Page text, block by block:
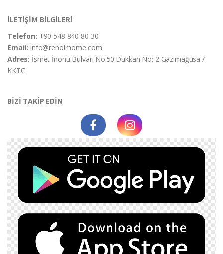
İLETİŞİM BİLGİLERİ
Telefon: +90 548 840 80 30
Email:info@renoirhome.com
Adres: İsmet İnonü Bulvarı No:50 Dükkan No: 2 Gazimağusa /
KKTC
BİZİ TAKİP EDİN